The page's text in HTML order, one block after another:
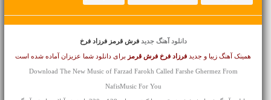
دانلود آهنگ جدید فرش قرمز فرزاد فرخ
همینک آهنگ زیبا و جدید فرزاد فرخ فرش قرمز برای دانلود شما عزیزان آماده شده است
Download The New Music of Farzad Farokh Called Farshe Ghermez From
NafisMusic For You